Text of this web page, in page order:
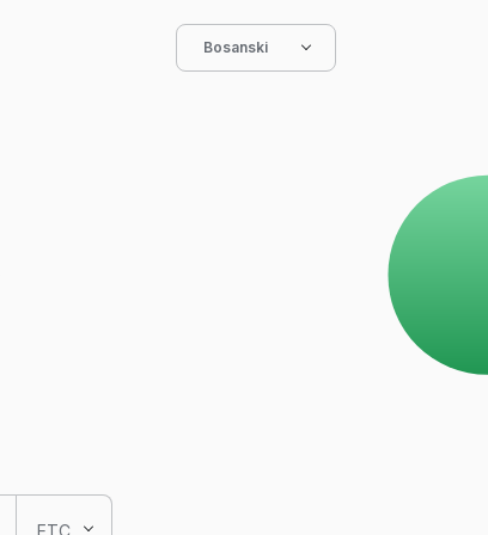
Bosanski
ETC